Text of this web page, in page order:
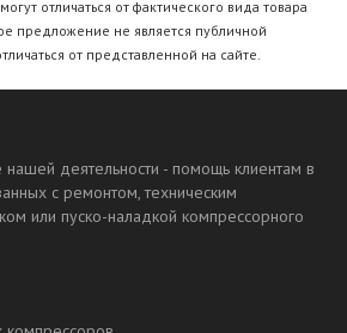
отличаться от фактического вида товара
предложение не является публичной
от представленной на сайте.
деятельности - помощь клиентам в
с ремонтом, техническим
или пуско-наладкой компрессорного